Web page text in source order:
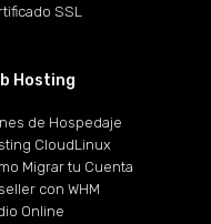
SSL
Hosting
de Hospedaje
CloudLinux
Migrar tu Cuenta
con WHM
Online